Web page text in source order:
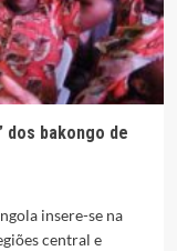
bakongo de
insere-se na
central e